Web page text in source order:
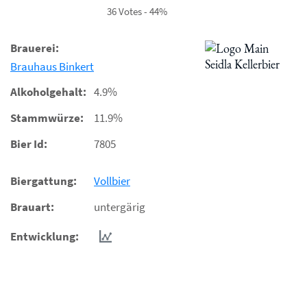
36 Votes - 44%
Brauerei:
Brauhaus Binkert
Alkoholgehalt: 4.9%
Stammwürze:
11.9%
Bier Id:
7805
Biergattung:
Vollbier
Brauart:
untergärig
Entwicklung: